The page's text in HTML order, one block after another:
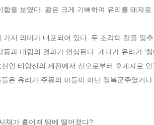
함을 보였다. 왕은 크게 기뻐하며 유리를 태자로
가지 의미가 내포되어 있다. 두 조각의 칼을 맞
등과 대립의 결과가 연상된다. 게다가 유리가 ‘
인 태양신의 제전에서 신으로부터 후계자로
은 유리가 주몽의 아들이 아닌 정복군주였거
체가 흩어져 땅에 떨어졌다?